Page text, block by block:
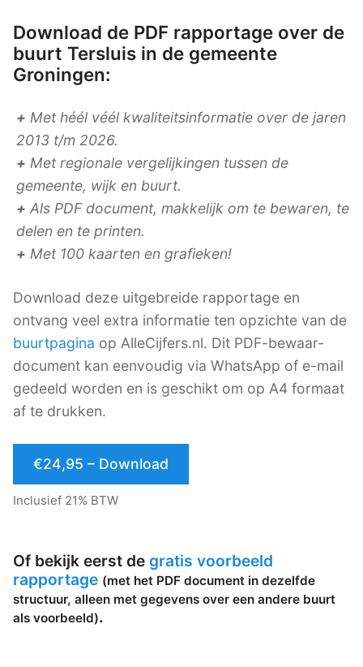
Download de PDF rapportage over de
buurt Tersluis in de gemeente
Groningen:
+ Met héél véél kwaliteitsinformatie over de jaren
2013 t/m 2026.
+ Met regionale vergelijkingen tussen de
gemeente, wijk en buurt.
+ Als PDF document, makkelijk om te bewaren, te
delen en te printen.
+ Met 100 kaarten en grafieken!
Download deze uitgebreide rapportage en
ontvang veel extra informatie ten opzichte van de
buurtpagina op AlleCijfers.nl. Dit PDF-bewaar-
document kan eenvoudig via WhatsApp of e-mail
gedeeld worden en is geschikt om op A4 formaat
af te drukken.
€24,95 – Download
Inclusief 21% BTW
Of bekijk eerst de gratis voorbeeld
rapportage (met het PDF document in dezelfde
structuur, alleen met gegevens over een andere buurt
als voorbeeld).